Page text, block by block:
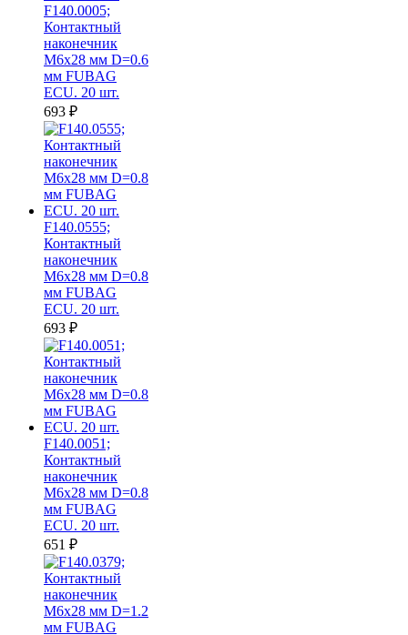
F140.0005;
Контактный
наконечник
M6х28 мм D=0.6
мм FUBAG
ECU. 20 шт.
693 ₽
F140.0555;
Контактный
наконечник
M6х28 мм D=0.8
мм FUBAG
ECU. 20 шт.
693 ₽
F140.0051;
Контактный
наконечник
M6х28 мм D=0.8
мм FUBAG
ECU. 20 шт.
651 ₽